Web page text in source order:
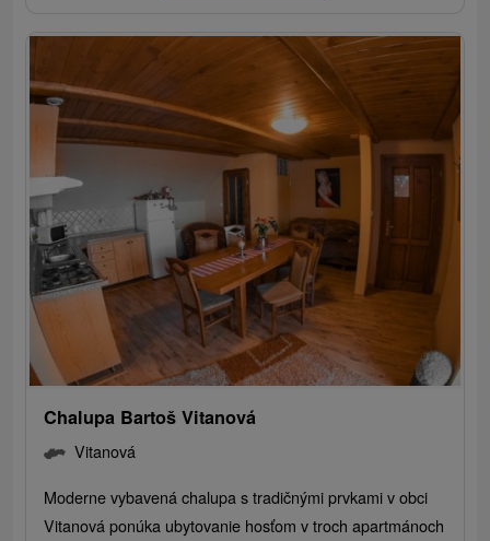
Chalupa Bartoš Vitanová
Vitanová
Moderne vybavená chalupa s tradičnými prvkami v obci
Vitanová ponúka ubytovanie hosťom v troch apartmánoch